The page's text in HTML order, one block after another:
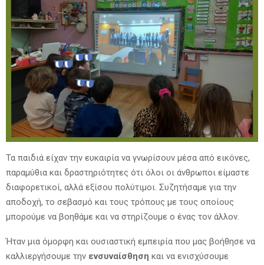
Τα παιδιά είχαν την ευκαιρία να γνωρίσουν μέσα από εικόνες,
παραμύθια και δραστηριότητες ότι όλοι οι άνθρωποι είμαστε
διαφορετικοί, αλλά εξίσου πολύτιμοι. Συζητήσαμε για την
αποδοχή, το σεβασμό και τους τρόπους με τους οποίους
μπορούμε να βοηθάμε και να στηρίζουμε ο ένας τον άλλον.
Ήταν μια όμορφη και ουσιαστική εμπειρία που μας βοήθησε να
καλλιεργήσουμε την ενσυναίσθηση και να ενισχύσουμε